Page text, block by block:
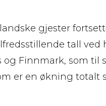
gjester
tall
og Finnmark, som til
er en økning totalt